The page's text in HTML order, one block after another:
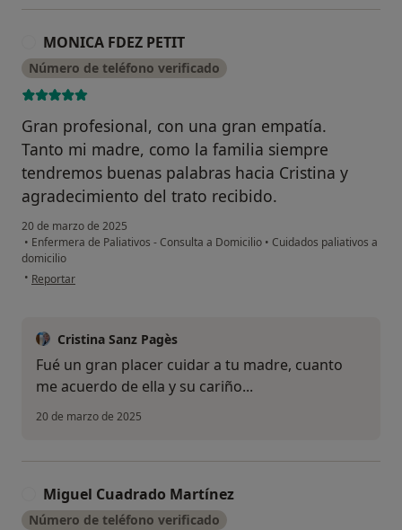
MONICA FDEZ PETIT
Número de teléfono verificado
Gran profesional, con una gran empatía.
Tanto mi madre, como la familia siempre
tendremos buenas palabras hacia Cristina y
agradecimiento del trato recibido.
20 de marzo de 2025
• Enfermera de Paliativos - Consulta a Domicilio • Cuidados paliativos a
domicilio
• en opinión del usuario MONICA FDEZ PETIT
Reportar
Cristina Sanz Pagès
Fué un gran placer cuidar a tu madre, cuanto
me acuerdo de ella y su cariño...
20 de marzo de 2025
Miguel Cuadrado Martínez
Número de teléfono verificado